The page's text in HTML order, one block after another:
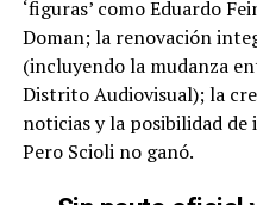
‘figuras’ como Eduardo
Doman; la renovación
(incluyendo la mudanza
Distrito Audiovisual); la
noticias y la posibilidad
Pero Scioli no ganó.